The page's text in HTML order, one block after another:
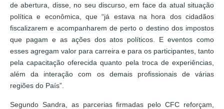
de abertura, disse, no seu discurso, em face da atual situação
política e econômica, que “já estava na hora dos cidadãos
fiscalizarem e acompanharem de perto o destino dos impostos
que pagam e as ações dos atos políticos. E eventos como
esses agregam valor para carreira e para os participantes, tanto
pela capacitação oferecida quanto pela troca de experiências,
além da interação com os demais profissionais de várias
regiões do País”.
Segundo Sandra, as parcerias firmadas pelo CFC reforçam,